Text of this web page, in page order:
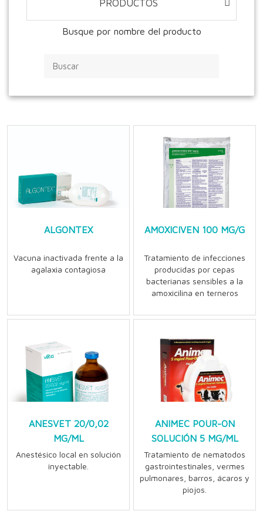
PRODUCTOS
Busque por nombre del producto
ALGONTEX
Vacuna inactivada frente a la
agalaxia contagiosa
AMOXICIVEN 100 MG/G
Tratamiento de infecciones
producidas por cepas
bacterianas sensibles a la
amoxicilina en terneros
ANESVET 20/0,02
MG/ML
Anestésico local en solución
inyectable.
ANIMEC POUR-ON
SOLUCIÓN 5 MG/ML
Tratamiento de nematodos
gastrointestinales, vermes
pulmonares, barros, ácaros y
piojos.